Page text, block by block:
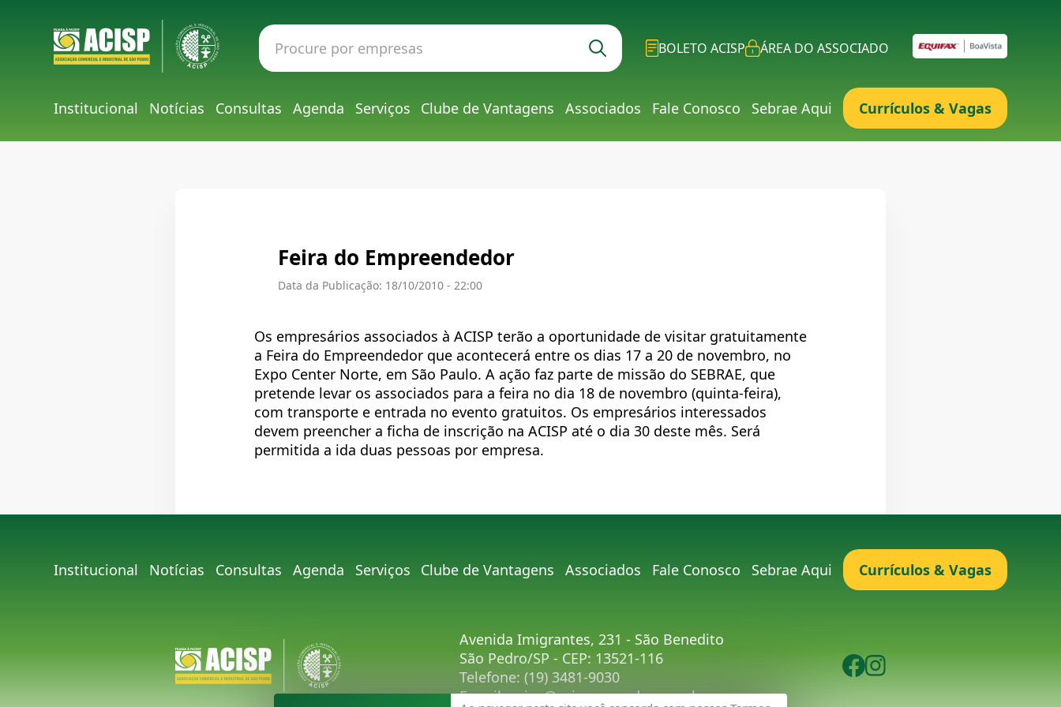
BOLETO ACISP ÁREA DO ASSOCIADO
Institucional Notícias Consultas Agenda Serviços Clube de Vantagens Associados Fale Conosco Sebrae Aqui Currículos & Vagas
Feira do Empreendedor
Data da Publicação: 18/10/2010 - 22:00
Os empresários associados à ACISP terão a oportunidade de visitar gratuitamente
a Feira do Empreendedor que acontecerá entre os dias 17 a 20 de novembro, no
Expo Center Norte, em São Paulo. A ação faz parte de missão do SEBRAE, que
pretende levar os associados para a feira no dia 18 de novembro (quinta-feira),
com transporte e entrada no evento gratuitos. Os empresários interessados
devem preencher a ficha de inscrição na ACISP até o dia 30 deste mês. Será
permitida a ida duas pessoas por empresa.
Institucional Notícias Consultas Agenda Serviços Clube de Vantagens Associados Fale Conosco Sebrae Aqui Currículos & Vagas
Avenida Imigrantes, 231 - São Benedito
São Pedro/SP - CEP: 13521-116
Telefone: (19) 3481-9030
E-mail:acisp@acispsaopedro.com.br